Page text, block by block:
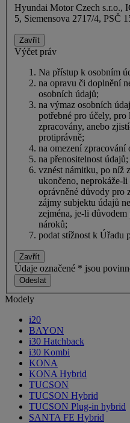
Hyundai Motor Czech s.r.o.,
5, Siemensova 2717/4, PSČ
Zavřít
Výčet práv
Na přístup k osobním
na opravu či doplnění
osobních údajů;
na výmaz osobních
potřebné pro účely,
zpracovány, anebo
protiprávně;
na omezení zpracování
na přenositelnost údajů;
vznést námitku, po níž
ukončeno, neprokáže-li
oprávněné důvody pro
zájmy subjektu údajů
zejména, je-li
nároků;
podat stížnost k Úřadu
Zavřít
Údaje označené * jsou
Odeslat
Modely
i20
BAYON
i30 Hatchback
i30 Kombi
KONA
KONA Hybrid
TUCSON
TUCSON Hybrid
TUCSON Plug-in hybrid
SANTA FE Hybrid